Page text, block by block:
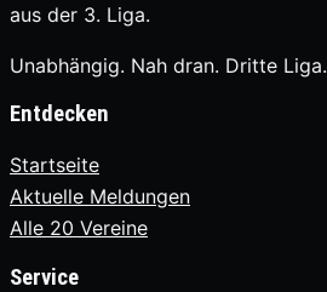
aus der 3. Liga.
Unabhängig. Nah dran. Dritte Liga.
Entdecken
Startseite
Aktuelle Meldungen
Alle 20 Vereine
Service